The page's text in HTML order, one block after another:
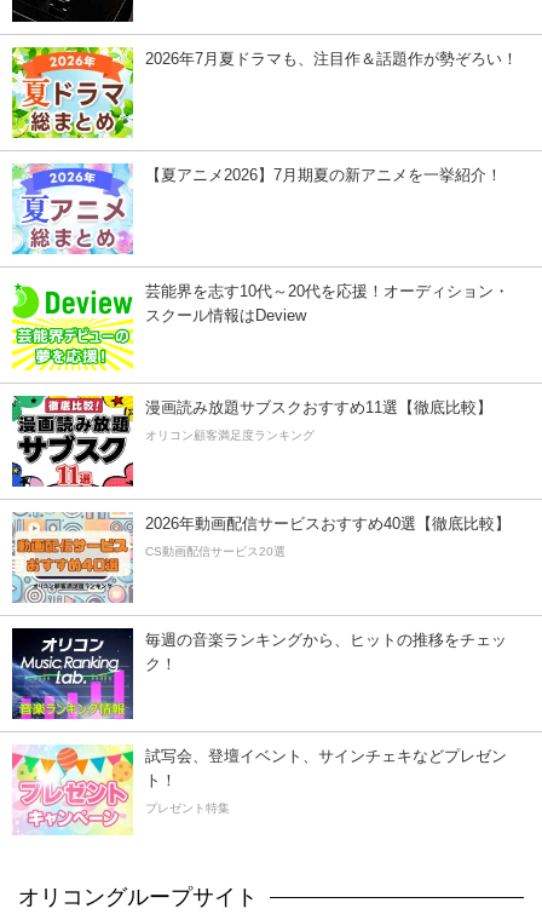
2026年7月夏ドラマも、注目作＆話題作が勢ぞろい！
【夏アニメ2026】7月期夏の新アニメを一挙紹介！
芸能界を志す10代～20代を応援！オーディション・
スクール情報はDeview
漫画読み放題サブスクおすすめ11選【徹底比較】
オリコン顧客満足度ランキング
2026年動画配信サービスおすすめ40選【徹底比較】
CS動画配信サービス20選
毎週の音楽ランキングから、ヒットの推移をチェッ
ク！
試写会、登壇イベント、サインチェキなどプレゼン
ト！
プレゼント特集
オリコングループサイト